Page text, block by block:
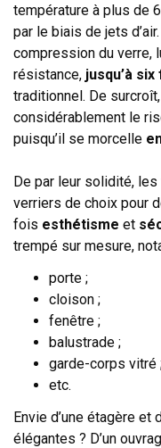
température à plus de
par le biais de jets
compression du verre,
résistance, jusqu’à
traditionnel. De
considérablement le
puisqu’il se morcelle
De par leur solidité,
verriers de choix pour
fois esthétisme et
trempé sur mesure,
porte ;
cloison ;
fenêtre ;
balustrade ;
garde-corps vitré
etc.
Envie d’une étagère et
élégantes ? D’un